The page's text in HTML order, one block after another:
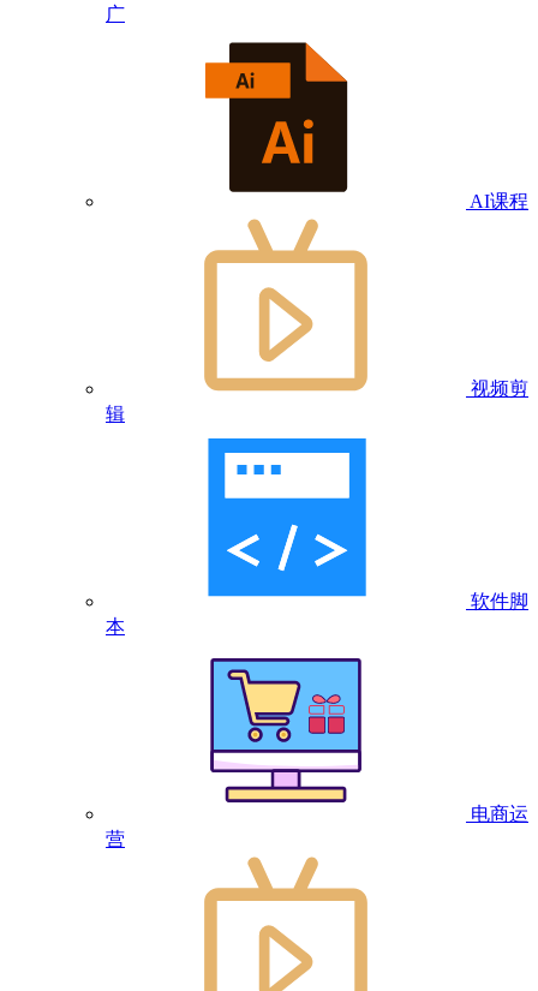
广
AI课程
视频剪
辑
软件脚
本
电商运
营